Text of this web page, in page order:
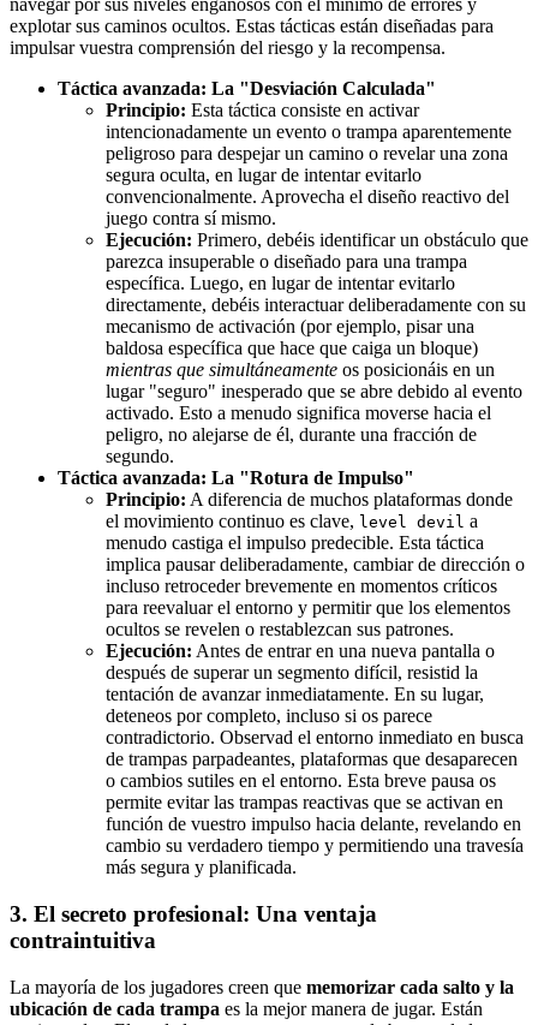
navegar por sus niveles engañosos con el mínimo de errores y
explotar sus caminos ocultos. Estas tácticas están diseñadas para
impulsar vuestra comprensión del riesgo y la recompensa.
Táctica avanzada: La "Desviación Calculada"
Principio: Esta táctica consiste en activar
intencionadamente un evento o trampa aparentemente
peligroso para despejar un camino o revelar una zona
segura oculta, en lugar de intentar evitarlo
convencionalmente. Aprovecha el diseño reactivo del
juego contra sí mismo.
Ejecución: Primero, debéis identificar un obstáculo que
parezca insuperable o diseñado para una trampa
específica. Luego, en lugar de intentar evitarlo
directamente, debéis interactuar deliberadamente con su
mecanismo de activación (por ejemplo, pisar una
baldosa específica que hace que caiga un bloque)
mientras que simultáneamente os posicionáis en un
lugar "seguro" inesperado que se abre debido al evento
activado. Esto a menudo significa moverse hacia el
peligro, no alejarse de él, durante una fracción de
segundo.
Táctica avanzada: La "Rotura de Impulso"
Principio: A diferencia de muchos plataformas donde
el movimiento continuo es clave, level devil a
menudo castiga el impulso predecible. Esta táctica
implica pausar deliberadamente, cambiar de dirección o
incluso retroceder brevemente en momentos críticos
para reevaluar el entorno y permitir que los elementos
ocultos se revelen o restablezcan sus patrones.
Ejecución: Antes de entrar en una nueva pantalla o
después de superar un segmento difícil, resistid la
tentación de avanzar inmediatamente. En su lugar,
deteneos por completo, incluso si os parece
contradictorio. Observad el entorno inmediato en busca
de trampas parpadeantes, plataformas que desaparecen
o cambios sutiles en el entorno. Esta breve pausa os
permite evitar las trampas reactivas que se activan en
función de vuestro impulso hacia delante, revelando en
cambio su verdadero tiempo y permitiendo una travesía
más segura y planificada.
3. El secreto profesional: Una ventaja
contraintuitiva
La mayoría de los jugadores creen que memorizar cada salto y la
ubicación de cada trampa es la mejor manera de jugar. Están